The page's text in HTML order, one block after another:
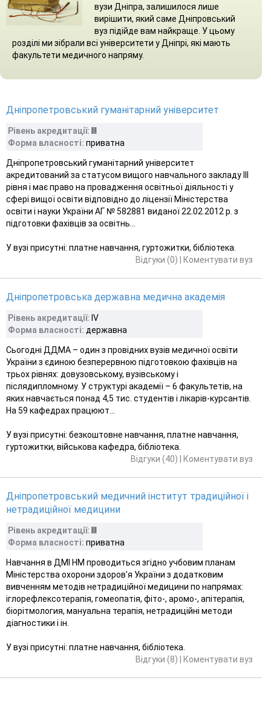
вузи Дніпра, залишилося лише
вирішити, який саме Дніпровський
вуз підійде вам найкраще. У цьому
розділі ми зібрали всі університети у Дніпрі, які мають
факультети медичного напряму.
Дніпропетровський гуманітарний університет
Рівень акредитації:
Форма власності: приватна
Дніпропетровський гуманітарний університет
акредитований за статусом вищого навчального закладу IІІ
рівня і має право на провадження освітньої діяльності у
сфері вищої освіти відповідно до ліцензії Міністерства
освіти і науки України АГ № 582881 виданої 22.02.2012 р. з
підготовки фахівців за освітнь...
У вузі присутні: платне навчання, гуртожитки, бібліотека.
Відгуки (0)
Коментувати вуз
Дніпропетровська державна медична академія
Рівень акредитації: IV
Форма власності: державна
Сьогодні ДДМА – один з провідних вузів медичної освіти
України з єдиною безперервною підготовкою фахівців на
трьох рівнях: довузовському, вузівському і
післядипломному. У структурі академії – 6 факультетів, на
яких навчається понад 4,5 тис. студентів і лікарів-курсантів.
На 59 кафедрах працюют...
У вузі присутні: безкоштовне навчання, платне навчання,
гуртожитки, військова кафедра, бібліотека.
Відгуки (40)
Коментувати вуз
Дніпропетровський медичний інститут традиційної і
нетрадиційної медицини
Рівень акредитації:
Форма власності: приватна
Навчання в ДМІ НМ проводиться згідно учбовим планам
Міністерства охорони здоров'я України з додатковим
вивченням методів нетрадиційної медицини по напрямах:
іглорефлексотерапія, гомеопатія, фіто-, аромо-, апітерапія,
біорітмология, мануальна терапія, нетрадиційні методи
діагностики і ін.
У вузі присутні: платне навчання, бібліотека.
Відгуки (8)
Коментувати вуз